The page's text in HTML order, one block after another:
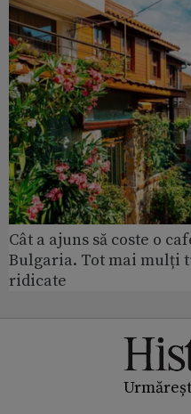
Cât a ajuns să coste o
Bulgaria. Tot mai mulți
ridicate